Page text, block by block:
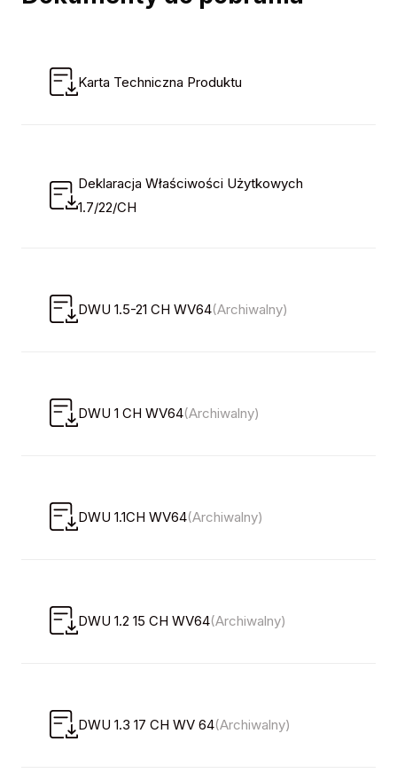
Karta Techniczna Produktu
Deklaracja Właściwości Użytkowych
1.7/22/CH
DWU 1.5-21 CH WV64(Archiwalny)
DWU 1 CH WV64(Archiwalny)
DWU 1.1CH WV64(Archiwalny)
DWU 1.2 15 CH WV64(Archiwalny)
DWU 1.3 17 CH WV 64(Archiwalny)